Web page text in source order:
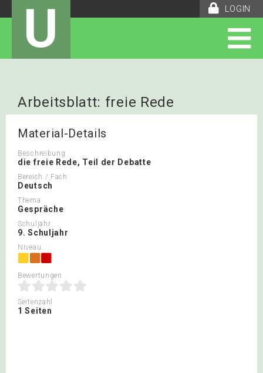
LOGIN
U
Arbeitsblatt: freie Rede
Arbeitsauftrag
Material-Details
Beschreibung
die freie Rede, Teil der Debatte
Bereich / Fach
Deutsch
Thema
Gespräche
Schuljahr
9. Schuljahr
Niveau
Bewertungen
Seitenzahl
1 Seiten